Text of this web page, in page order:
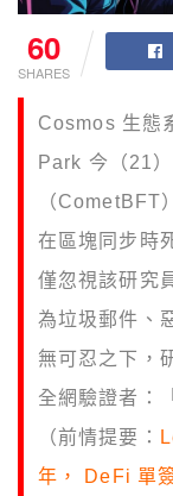
60
SHARES
Cosmos 生態
Park 今（21
（CometBFT
在區塊同步時
僅忽視該研究
為垃圾郵件、
無可忍之下，
全網驗證者：
（前情提要：
年， DeFi 單